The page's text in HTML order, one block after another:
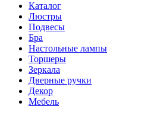
Каталог
Люстры
Подвесы
Бра
Настольные лампы
Торшеры
Зеркала
Дверные ручки
Декор
Мебель